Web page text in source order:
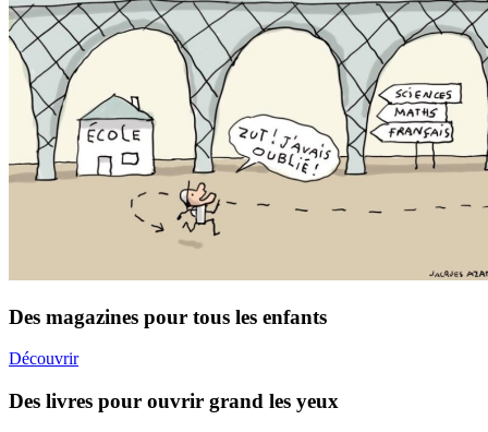
Des magazines pour tous les enfants
Découvrir
Des livres pour ouvrir grand les yeux